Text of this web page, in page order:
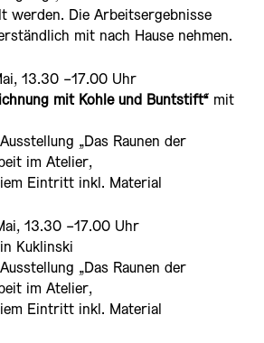
werden. Die Arbeitsergebnisse
mit nach Hause nehmen.
13.30 -17.00 Uhr
mit Kohle und Buntstift“ mit
„Das Raunen der
im Atelier,
Eintritt inkl. Material
13.30 -17.00 Uhr
Kuklinski
„Das Raunen der
im Atelier,
Eintritt inkl. Material